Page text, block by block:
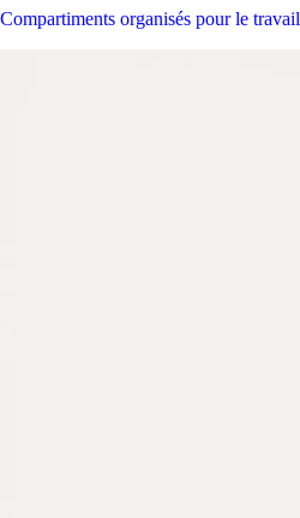
Compartiments organisés pour le travail